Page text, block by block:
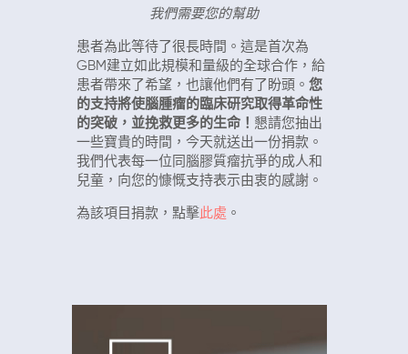
我們需要您的幫助
患者為此等待了很長時間。這是首次為
GBM建立如此規模和量級的全球合作，給
患者帶來了希望，也讓他們有了盼頭。 您
的支持將使腦腫瘤的臨床研究取得革命性
的突破，並挽救更多的生命！ 懇請您抽出
一些寶貴的時間，今天就送出一份捐款。
我們代表每一位同腦膠質瘤抗爭的成人和
兒童，向您的慷慨支持表示由衷的感謝。
為該項目捐款，點擊此處 。